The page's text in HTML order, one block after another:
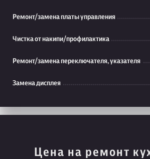
Ремонт/замена платы управления
Чистка от накипи/профилактика
Ремонт/замена переключателя, указателя
Замена дисплея
Цена на ремонт